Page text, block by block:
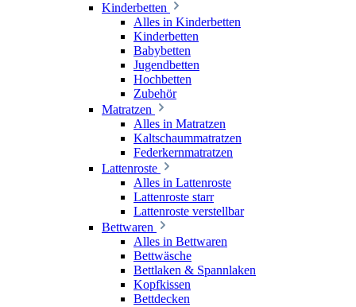
Kinderbetten
Alles in Kinderbetten
Kinderbetten
Babybetten
Jugendbetten
Hochbetten
Zubehör
Matratzen
Alles in Matratzen
Kaltschaummatratzen
Federkernmatratzen
Lattenroste
Alles in Lattenroste
Lattenroste starr
Lattenroste verstellbar
Bettwaren
Alles in Bettwaren
Bettwäsche
Bettlaken & Spannlaken
Kopfkissen
Bettdecken